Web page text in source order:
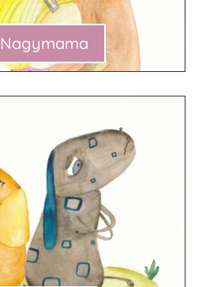
Nagymama